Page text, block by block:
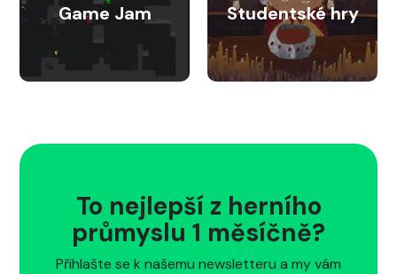
Game Jam Studentské hry
To nejlepší z herního
průmyslu 1 měsíčně?
Přihlašte se k našemu newsletteru a my vám